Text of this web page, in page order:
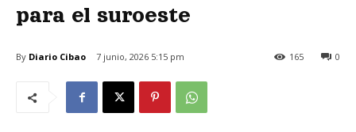
para el suroeste
By Diario Cibao 7 junio, 2026 5:15 pm 0
165